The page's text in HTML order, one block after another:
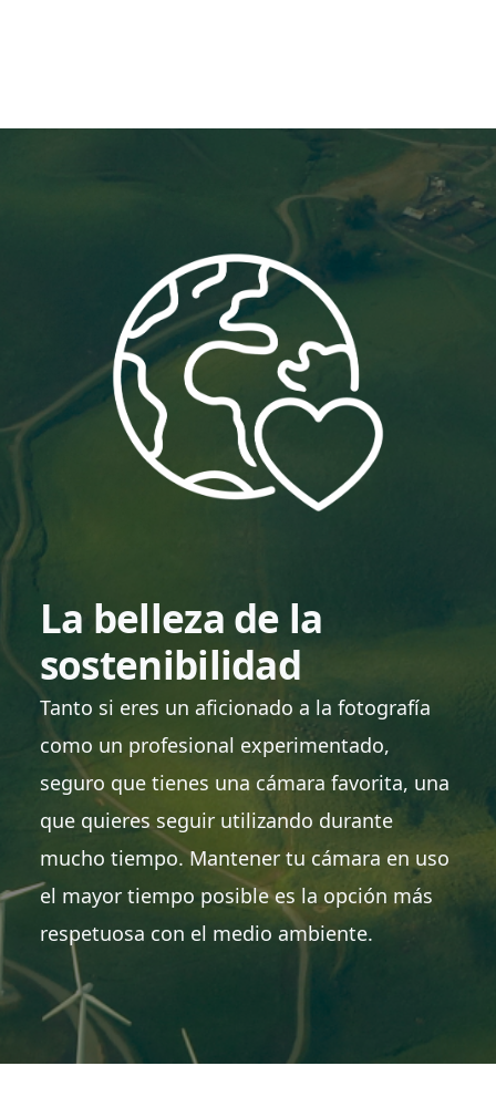
La belleza de la
sostenibilidad
Tanto si eres un aficionado a la fotografía
como un profesional experimentado,
seguro que tienes una cámara favorita, una
que quieres seguir utilizando durante
mucho tiempo. Mantener tu cámara en uso
el mayor tiempo posible es la opción más
respetuosa con el medio ambiente.